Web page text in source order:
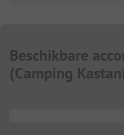
Beschikbare
(Camping